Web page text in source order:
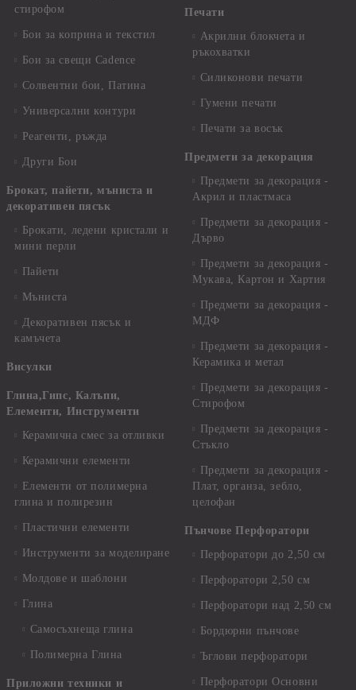
стирофом
Бои за коприна и текстил
Бои за свещи Cadence
Солвентни бои, Патина
Универсални контури
Реагенти, ръжда
Други Бои
Брокат, пайети, мъниста и
декоративен пясък
Брокати, ледени кристали и
мини перли
Пайети
Мъниста
Декоративен пясък и
камъчета
Висулки
Глина,Гипс, Калъпи,
Елементи, Инструменти
Керамична смес за отливки
Керамични елементи
Елементи от полимерна
глина и полирезин
Пластични елементи
Инструменти за моделиране
Молдове и шаблони
Глина
Самосъхнеща глина
Полимерна Глина
Приложни техники и
Печати
Акрилни блокчета и
ръкохватки
Силиконови печати
Гумени печати
Печати за восък
Предмети за декорация
Предмети за декорация -
Акрил и пластмаса
Предмети за декорация -
Дърво
Предмети за декорация -
Мукава, Картон и Хартия
Предмети за декорация -
МДФ
Предмети за декорация -
Керамика и метал
Предмети за декорация -
Стирофом
Предмети за декорация -
Стъкло
Предмети за декорация -
Плат, органза, зебло,
целофан
Пънчове Перфоратори
Перфоратори до 2,50 см
Перфоратори 2,50 см
Перфоратори над 2,50 см
Бордюрни пънчове
Ъглови перфоратори
Перфоратори Основни